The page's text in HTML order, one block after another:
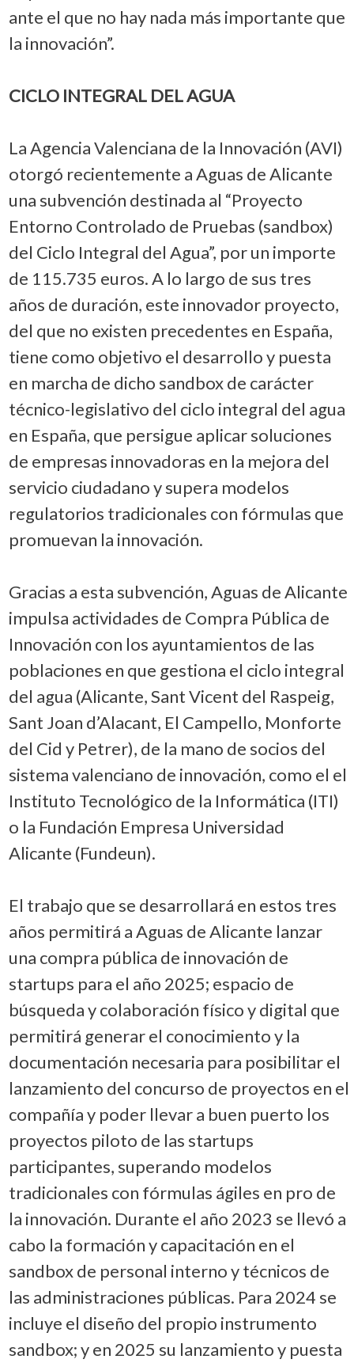
ante el que no hay nada más importante que
la innovación”.
CICLO INTEGRAL DEL AGUA
La Agencia Valenciana de la Innovación (AVI)
otorgó recientemente a Aguas de Alicante
una subvención destinada al “Proyecto
Entorno Controlado de Pruebas (sandbox)
del Ciclo Integral del Agua”, por un importe
de 115.735 euros. A lo largo de sus tres
años de duración, este innovador proyecto,
del que no existen precedentes en España,
tiene como objetivo el desarrollo y puesta
en marcha de dicho sandbox de carácter
técnico-legislativo del ciclo integral del agua
en España, que persigue aplicar soluciones
de empresas innovadoras en la mejora del
servicio ciudadano y supera modelos
regulatorios tradicionales con fórmulas que
promuevan la innovación.
Gracias a esta subvención, Aguas de Alicante
impulsa actividades de Compra Pública de
Innovación con los ayuntamientos de las
poblaciones en que gestiona el ciclo integral
del agua (Alicante, Sant Vicent del Raspeig,
Sant Joan d’Alacant, El Campello, Monforte
del Cid y Petrer), de la mano de socios del
sistema valenciano de innovación, como el el
Instituto Tecnológico de la Informática (ITI)
o la Fundación Empresa Universidad
Alicante (Fundeun).
El trabajo que se desarrollará en estos tres
años permitirá a Aguas de Alicante lanzar
una compra pública de innovación de
startups para el año 2025; espacio de
búsqueda y colaboración físico y digital que
permitirá generar el conocimiento y la
documentación necesaria para posibilitar el
lanzamiento del concurso de proyectos en el
compañía y poder llevar a buen puerto los
proyectos piloto de las startups
participantes, superando modelos
tradicionales con fórmulas ágiles en pro de
la innovación. Durante el año 2023 se llevó a
cabo la formación y capacitación en el
sandbox de personal interno y técnicos de
las administraciones públicas. Para 2024 se
incluye el diseño del propio instrumento
sandbox; y en 2025 su lanzamiento y puesta